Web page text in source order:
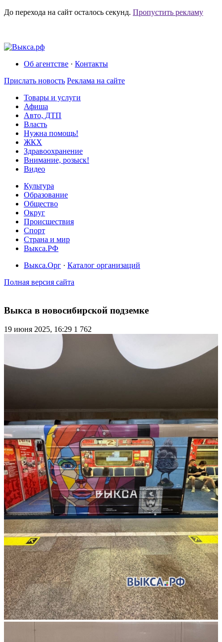
До перехода на сайт осталось секунд. Пропустить рекламу
Об агентстве · Контакты
Прислать новость Реклама на сайте
Товары и услуги
Афиша
Авто, ДТП
Власть
Нужна помощь!
ЖКХ
Здравоохранение
Внимание, розыск!
Видео
Культура
Образование
Общество
Округ
Происшествия
Спорт
Страна и мир
Выкса.РФ
Выкса.Орг · Каталог организаций
Полная версия сайта
Выкса в новосибирской подземке
19 июня 2025, 16:29 1 762